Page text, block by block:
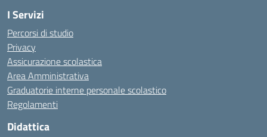
I Servizi
Percorsi di studio
Privacy
Assicurazione scolastica
Area Amministrativa
Graduatorie interne personale scolastico
Regolamenti
Didattica